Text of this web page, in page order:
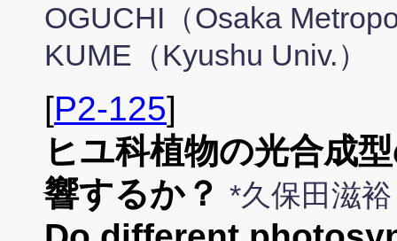
OGUCHI（Osaka
KUME（Kyushu Univ.）
[P2-125]
ヒユ科植物の光合成
響するか？ *久保田滋